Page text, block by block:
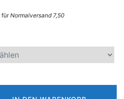
fürNormalversand 7,50